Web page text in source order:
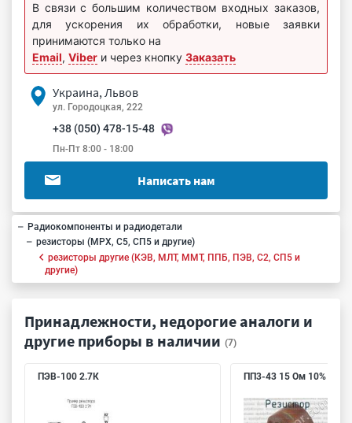
В связи с большим количеством входных заказов,
для ускорения их обработки, новые заявки
принимаются только на
Email, Viber и через кнопку Заказать
Украина, Львов
ул. Городоцкая, 222
+38 (050) 478-15-48
Пн-Пт 8:00 - 18:00
Написать нам
Радиокомпоненты и радиодетали
резисторы (МРХ, С5, СП5 и другие)
резисторы другие (КЭВ, МЛТ, ММТ, ППБ, ПЭВ, С2, СП5 и
другие)
Принадлежности, недорогие аналоги и
другие приборы в наличии (7)
ПЭВ-100 2.7К ПП3-43 15 Ом 10%